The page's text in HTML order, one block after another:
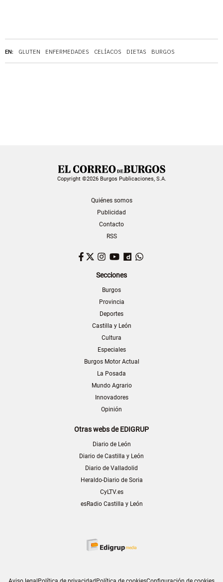
EN: GLUTEN ENFERMEDADES CELÍACOS DIETAS BURGOS
Copyright ©2026 Burgos Publicaciones, S.A.
Quiénes somos
Publicidad
Contacto
RSS
Facebook
TwitterInstagram
YouTubeDailymotion
Secciones
Burgos
Provincia
Deportes
Castilla y León
Cultura
Especiales
Burgos Motor Actual
La Posada
Mundo Agrario
Innovadores
Opinión
Otras webs de EDIGRUP
Diario de León
Diario de Castilla y León
Diario de Valladolid
Heraldo-Diario de Soria
CyLTV.es
esRadio Castilla y León